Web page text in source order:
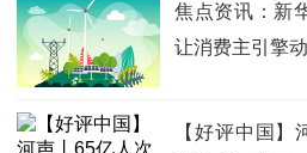
焦点资讯：新
让消费主引擎
【好评中国